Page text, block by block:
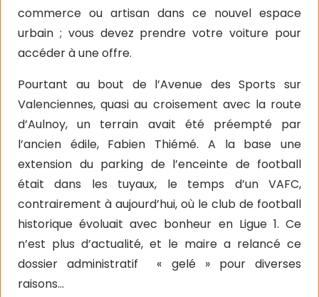
commerce ou artisan dans ce nouvel espace
urbain ; vous devez prendre votre voiture pour
accéder à une offre.
Pourtant au bout de l’Avenue des Sports sur
Valenciennes, quasi au croisement avec la route
d’Aulnoy, un terrain avait été préempté par
l’ancien édile, Fabien Thiémé. A la base une
extension du parking de l’enceinte de football
était dans les tuyaux, le temps d’un VAFC,
contrairement à aujourd’hui, où le club de football
historique évoluait avec bonheur en Ligue 1. Ce
n’est plus d’actualité, et le maire a relancé ce
dossier administratif
« gelé » pour diverses
raisons…